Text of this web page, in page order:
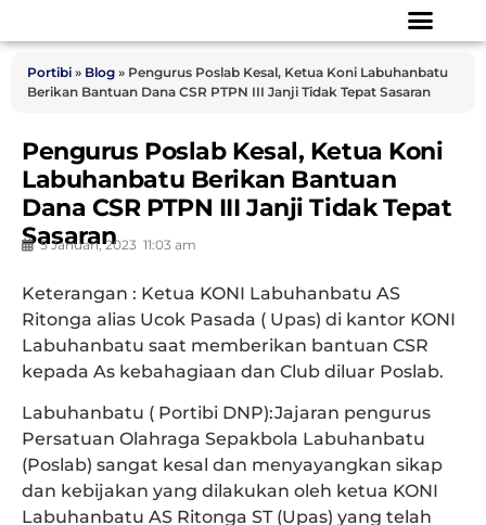
Portibi » Blog » Pengurus Poslab Kesal, Ketua Koni Labuhanbatu
Berikan Bantuan Dana CSR PTPN III Janji Tidak Tepat Sasaran
Pengurus Poslab Kesal, Ketua Koni
Labuhanbatu Berikan Bantuan
Dana CSR PTPN III Janji Tidak Tepat
Sasaran
5 Januari, 2023 11:03 am
Keterangan : Ketua KONI Labuhanbatu AS
Ritonga alias Ucok Pasada ( Upas) di kantor KONI
Labuhanbatu saat memberikan bantuan CSR
kepada As kebahagiaan dan Club diluar Poslab.
Labuhanbatu ( Portibi DNP):Jajaran pengurus
Persatuan Olahraga Sepakbola Labuhanbatu
(Poslab) sangat kesal dan menyayangkan sikap
dan kebijakan yang dilakukan oleh ketua KONI
Labuhanbatu AS Ritonga ST (Upas) yang telah